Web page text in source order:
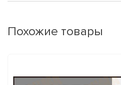
Похожие товары